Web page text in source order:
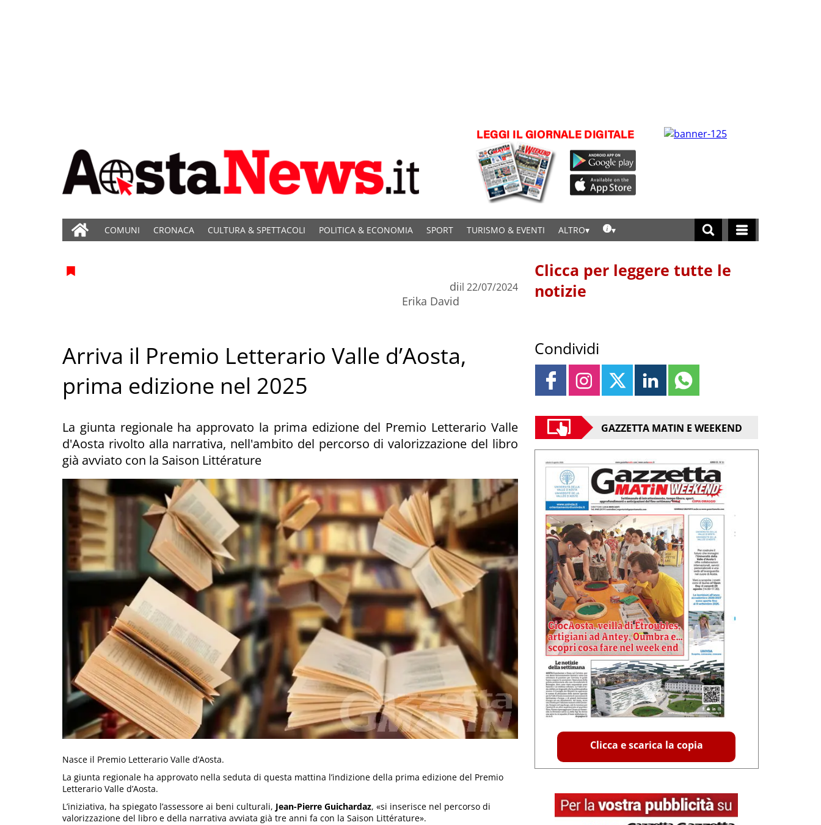
COMUNI CRONACA CULTURA & SPETTACOLI POLITICA & ECONOMIA SPORT TURISMO & EVENTI ALTRO
di
Erika David
il 22/07/2024
Arriva il Premio Letterario Valle d’Aosta,
prima edizione nel 2025
La giunta regionale ha approvato la prima edizione del Premio Letterario Valle
d'Aosta rivolto alla narrativa, nell'ambito del percorso di valorizzazione del libro
già avviato con la Saison Littérature
Nasce il Premio Letterario Valle d’Aosta.
La giunta regionale ha approvato nella seduta di questa mattina l’indizione della prima edizione del Premio
Letterario Valle d’Aosta.
L’iniziativa, ha spiegato l’assessore ai beni culturali, Jean-Pierre Guichardaz, «si inserisce nel percorso di
valorizzazione del libro e della narrativa avviata già tre anni fa con la Saison Littérature».
Clicca per leggere tutte le
notizie
Condividi
GAZZETTA MATIN E WEEKEND
Clicca e scarica la copia